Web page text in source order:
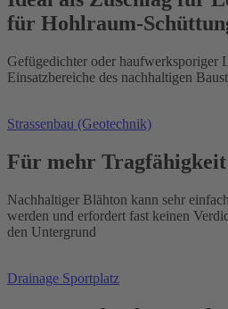
für Hohlraum-
Gefügedichter oder haufwerksporiger
Einsatzbereiche des nachhaltigen
Strassenbau (Geotechnik)
Für mehr
Nachhaltiger Blähton kann sehr
werden und erfordert fast keinen
den Untergrund
Drainage Sportplatz